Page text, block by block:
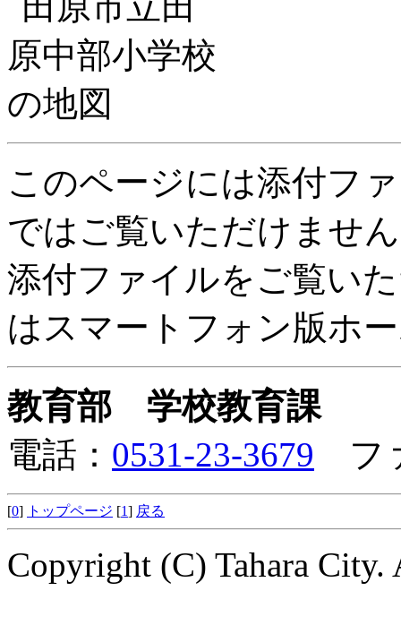
このページには添付フ
ではご覧いただけませ
添付ファイルをご覧い
はスマートフォン版ホ
教育部 学校教育課
電話： 0531-23-3679 フ
[0] トップページ [1] 戻る
Copyright (C) Tahara City.